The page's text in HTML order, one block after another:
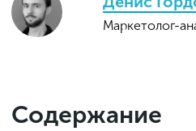
Маркетолог-
Содержание